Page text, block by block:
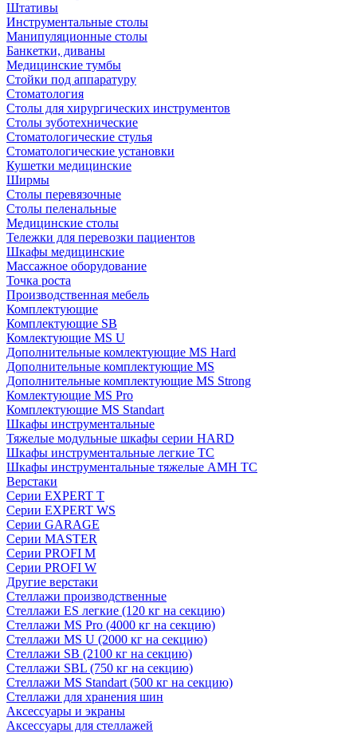
Штативы
Инструментальные столы
Манипуляционные столы
Банкетки, диваны
Медицинские тумбы
Стойки под аппаратуру
Стоматология
Столы для хирургических инструментов
Столы зуботехнические
Стоматологические стулья
Стоматологические установки
Кушетки медицинские
Ширмы
Столы перевязочные
Столы пеленальные
Медицинские столы
Тележки для перевозки пациентов
Шкафы медицинские
Массажное оборудование
Точка роста
Производственная мебель
Комплектующие
Комплектующие SB
Комлектующие MS U
Дополнительные комлектующие MS Hard
Дополнительные комплектующие MS
Дополнительные комплектующие MS Strong
Комлектующие MS Pro
Комплектующие MS Standart
Шкафы инструментальные
Тяжелые модульные шкафы серии HARD
Шкафы инструментальные легкие ТС
Шкафы инструментальные тяжелые AMH TC
Верстаки
Серии EXPERT T
Серии EXPERT WS
Серии GARAGE
Серии MASTER
Серии PROFI M
Серии PROFI W
Другие верстаки
Стеллажи производственные
Стеллажи ES легкие (120 кг на секцию)
Стеллажи MS Pro (4000 кг на секцию)
Стеллажи MS U (2000 кг на секцию)
Стеллажи SB (2100 кг на секцию)
Стеллажи SBL (750 кг на секцию)
Стеллажи MS Standart (500 кг на секцию)
Стеллажи для хранения шин
Аксессуары и экраны
Аксессуары для стеллажей